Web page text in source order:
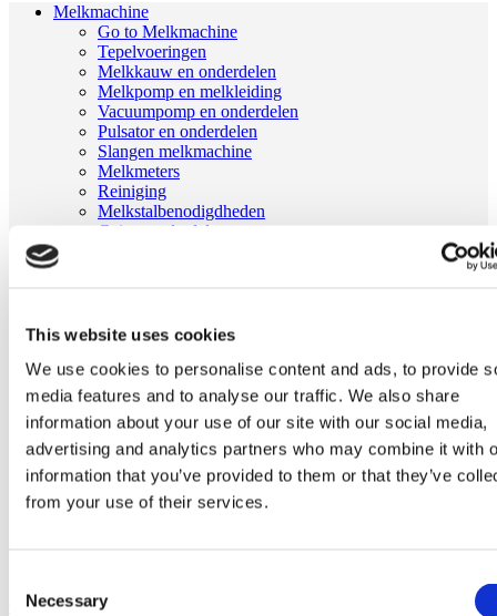
This website uses cookies
We use cookies to personalise content and ads, to provide
media features and to analyse our traffic. We also share
information about your use of our site with our social media,
advertising and analytics partners who may combine it with
information that you’ve provided to them or that they’ve
from your use of their services.
Selection
Necessary
Melkmachine
Go to Melkmachine
Tepelvoeringen
Melkkauw en onderdelen
Melkpomp en melkleiding
Vacuumpomp en onderdelen
Pulsator en onderdelen
Slangen melkmachine
Melkmeters
Reiniging
Melkstalbenodigdheden
Geiten onderdelen
Melkrobot
DeLaval VMS Melkrobot
GEA MIone
Stal benodigdheden
Go to Stal benodigdheden
Koeborstel
Ambic onderdelen
Minimelkers
stalartikelen
Skelex
Ga naar het einde van de afbeeldingen-gallerij